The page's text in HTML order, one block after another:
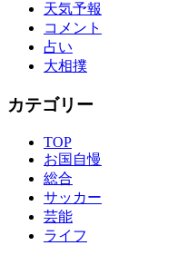
天気予報
コメント
占い
大相撲
カテゴリー
TOP
お国自慢
総合
サッカー
芸能
ライフ